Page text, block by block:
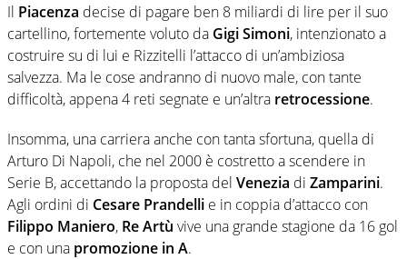
Il Piacenza decise di pagare ben 8 miliardi di lire per il suo
cartellino, fortemente voluto da Gigi Simoni, intenzionato a
costruire su di lui e Rizzitelli l’attacco di un’ambiziosa
salvezza. Ma le cose andranno di nuovo male, con tante
difficoltà, appena 4 reti segnate e un’altra retrocessione.
Insomma, una carriera anche con tanta sfortuna, quella di
Arturo Di Napoli, che nel 2000 è costretto a scendere in
Serie B, accettando la proposta del Venezia di Zamparini.
Agli ordini di Cesare Prandelli e in coppia d’attacco con
Filippo Maniero, Re Artù vive una grande stagione da 16 gol
e con una promozione in A.